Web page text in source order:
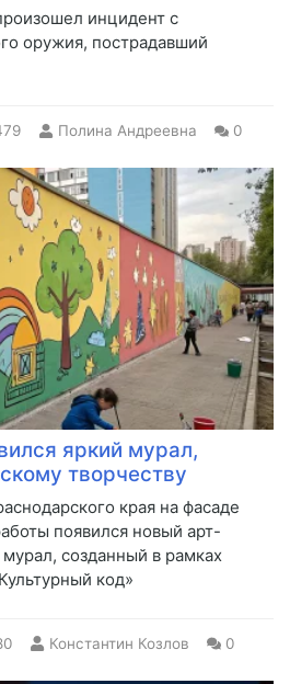
инцидент с
оружия, пострадавший
Полина Андреевна 0
яркий мурал,
творчеству
края на фасаде
появился новый арт-
созданный в рамках
код»
Константин Козлов 0